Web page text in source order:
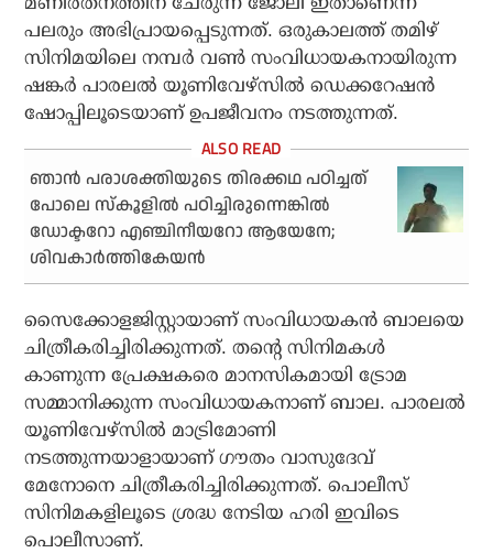
പലരും അഭിപ്രായപ്പെടുന്നത്. ഒരുകാലത്ത് തമിഴ്
സിനിമയിലെ നമ്പര്‍ വണ്‍ സംവിധായകനായിരുന്ന
ഷങ്കര്‍ പാരലല്‍ യൂണിവേഴ്‌സില്‍ ഡെക്കറേഷന്‍
ഷോപ്പിലൂടെയാണ് ഉപജീവനം നടത്തുന്നത്.
ഞാന്‍ പരാശക്തിയുടെ തിരക്കഥ പഠിച്ചത്
പോലെ സ്‌കൂളില്‍ പഠിച്ചിരുന്നെങ്കില്‍
ഡോക്ടറോ എഞ്ചിനീയറോ ആയേനേ;
ശിവകാര്‍ത്തികേയന്‍
സൈക്കോളജിസ്റ്റായാണ് സംവിധായകന്‍ ബാലയെ
ചിത്രീകരിച്ചിരിക്കുന്നത്. തന്റെ സിനിമകള്‍
കാണുന്ന പ്രേക്ഷകരെ മാനസികമായി ട്രോമ
സമ്മാനിക്കുന്ന സംവിധായകനാണ് ബാല. പാരലല്‍
യൂണിവേഴ്‌സില്‍ മാട്രിമോണി
നടത്തുന്നയാളായാണ് ഗൗതം വാസുദേവ്
മേനോനെ ചിത്രീകരിച്ചിരിക്കുന്നത്. പൊലീസ്
സിനിമകളിലൂടെ ശ്രദ്ധ നേടിയ ഹരി ഇവിടെ
പൊലീസാണ്.